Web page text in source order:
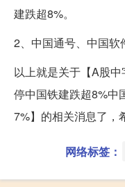
建跌超8%。
2、中国通号、中国软
以上就是关于【A股
停中国铁建跌超8%中
7%】的相关消息了，
网络标签：